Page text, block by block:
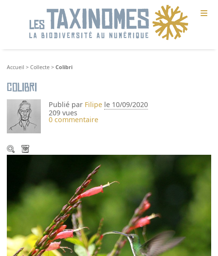
≡
Accueil >Collecte >Colibri
Colibri
Publié par Filipe le 10/09/2020
209 vues
0 commentaire